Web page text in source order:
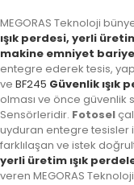
MEGORAS Teknoloji
ışık perdesi, yerli
makine emniyet
entegre ederek tesis,
ve BF245 Güvenlik ışık
olması ve önce güvenlik
Sensörleridir. Fotosel
uyduran entegre tesisler
farklılaşan ve istek
yerli üretim ışık
veren MEGORAS